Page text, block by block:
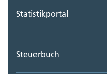
Statistikportal
Steuerbuch